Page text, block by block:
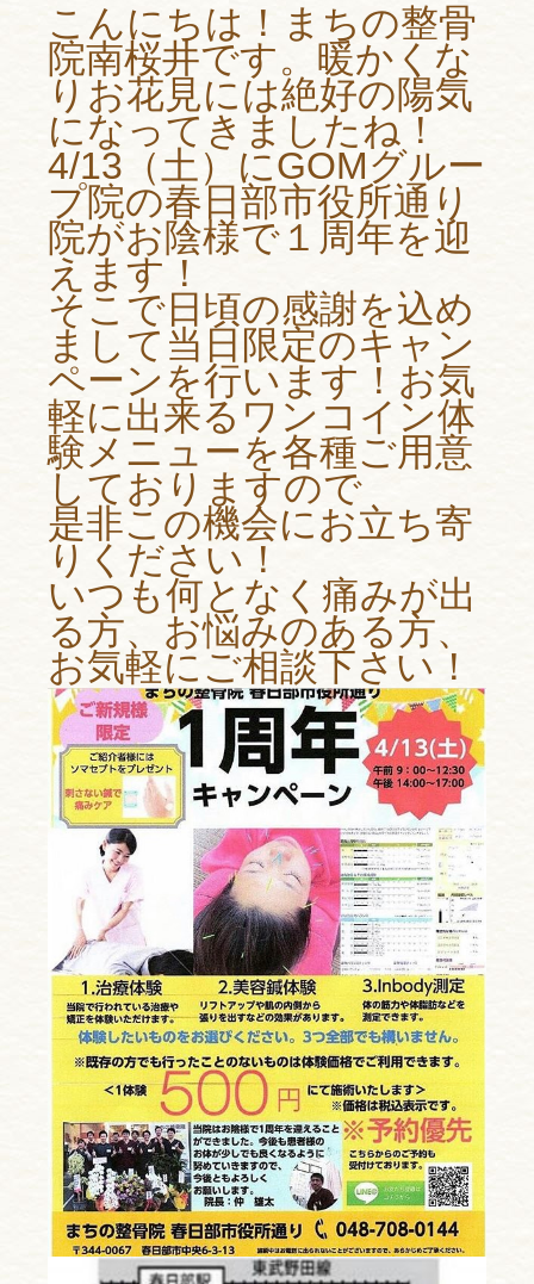
こんにちは！まちの整骨
院南桜井です。暖かくな
りお花見には絶好の陽気
になってきましたね！
4/13（土）にGOMグルー
プ院の春日部市役所通り
院がお陰様で１周年を迎
えます！
そこで日頃の感謝を込め
まして当日限定のキャン
ペーンを行います！お気
軽に出来るワンコイン体
験メニューを各種ご用意
しておりますので
是非この機会にお立ち寄
りください！
いつも何となく痛みが出
る方、お悩みのある方、
お気軽にご相談下さい！